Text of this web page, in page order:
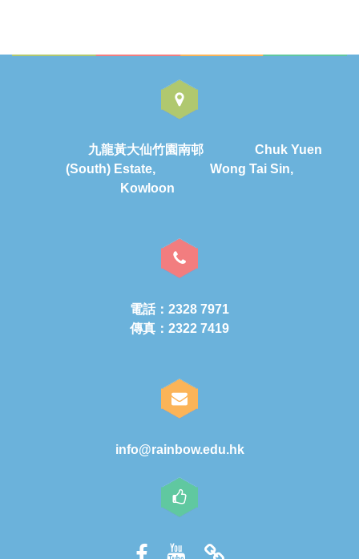
九龍黃大仙竹園南邨 Chuk Yuen
(South) Estate, Wong Tai Sin,
Kowloon
電話：2328 7971
傳真：2322 7419
info@rainbow.edu.hk